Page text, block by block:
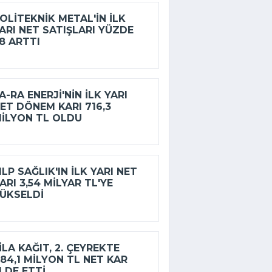
METAL'IN ILK
NET SATIŞLARI YÜZDE
ARTTI
RA ENERJI'NIN ILK YARI
DÖNEM KARI 716,3
TL OLDU
SAĞLIK'IN ILK YARI NET
3,54 MILYAR TL'YE
KAĞIT, 2. ÇEYREKTE
MILYON TL NET KAR